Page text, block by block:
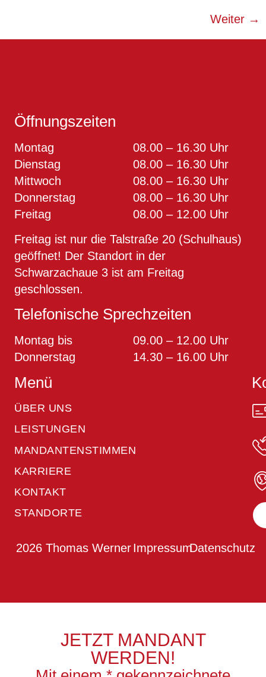
Weiter →
Öffnungszeiten
Montag
Dienstag
Mittwoch
Donnerstag
Freitag
08.00 – 16.30 Uhr
08.00 – 16.30 Uhr
08.00 – 16.30 Uhr
08.00 – 16.30 Uhr
08.00 – 12.00 Uhr
Freitag ist nur die Talstraße 20 (Schulhaus)
geöffnet! Der Standort in der
Schwarzachaue 3 ist am Freitag
geschlossen.
Telefonische Sprechzeiten
Montag bis
Donnerstag
09.00 – 12.00 Uhr
14.30 – 16.00 Uhr
Menü
ÜBER UNS
LEISTUNGEN
MANDANTENSTIMMEN
KARRIERE
KONTAKT
STANDORTE
2026 Thomas WernerImpressumDatenschutz
JETZT MANDANT
WERDEN!